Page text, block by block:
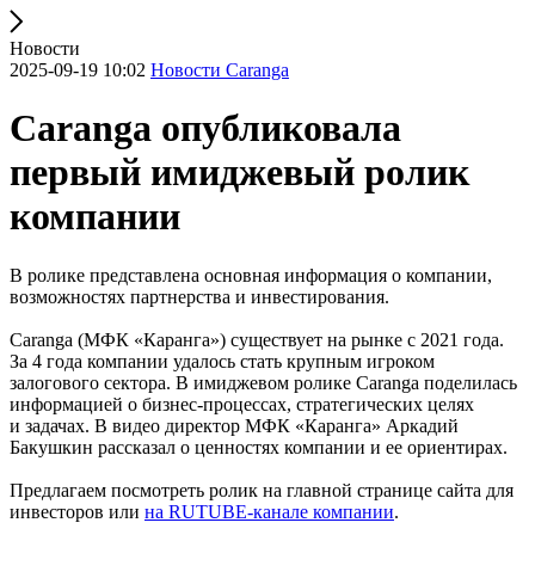
Новости
2025-09-19 10:02 Новости Caranga
Caranga опубликовала
первый имиджевый ролик
компании
В ролике представлена основная информация о компании,
возможностях партнерства и инвестирования.
Caranga (МФК «Каранга») существует на рынке с 2021 года.
За 4 года компании удалось стать крупным игроком
залогового сектора. В имиджевом ролике Caranga поделилась
информацией о бизнес-процессах, стратегических целях
и задачах. В видео директор МФК «Каранга» Аркадий
Бакушкин рассказал о ценностях компании и ее ориентирах.
Предлагаем посмотреть ролик на главной странице сайта для
инвесторов или на RUTUBE-канале компании.